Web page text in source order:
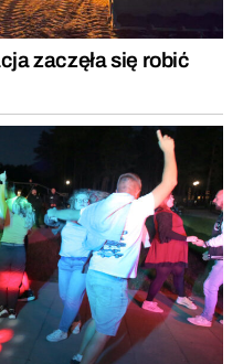
zaczęła się robić